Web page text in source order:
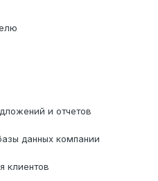
и отчетов
данных компании
клиентов